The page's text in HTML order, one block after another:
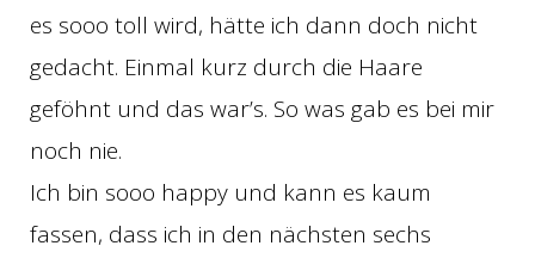
es sooo toll wird, hätte ich dann doch nicht
gedacht. Einmal kurz durch die Haare
geföhnt und das war’s. So was gab es bei mir
noch nie.
Ich bin sooo happy und kann es kaum
fassen, dass ich in den nächsten sechs